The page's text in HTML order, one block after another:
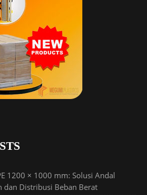
1200 × 1000 mm: Solusi Andal
dan Distribusi Beban Berat